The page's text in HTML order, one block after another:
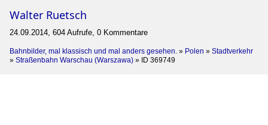
Walter Ruetsch
24.09.2014, 604 Aufrufe, 0 Kommentare
Bahnbilder, mal klassisch und mal anders gesehen. » Polen » Stadtverkehr
» Straßenbahn Warschau (Warszawa) » ID 369749